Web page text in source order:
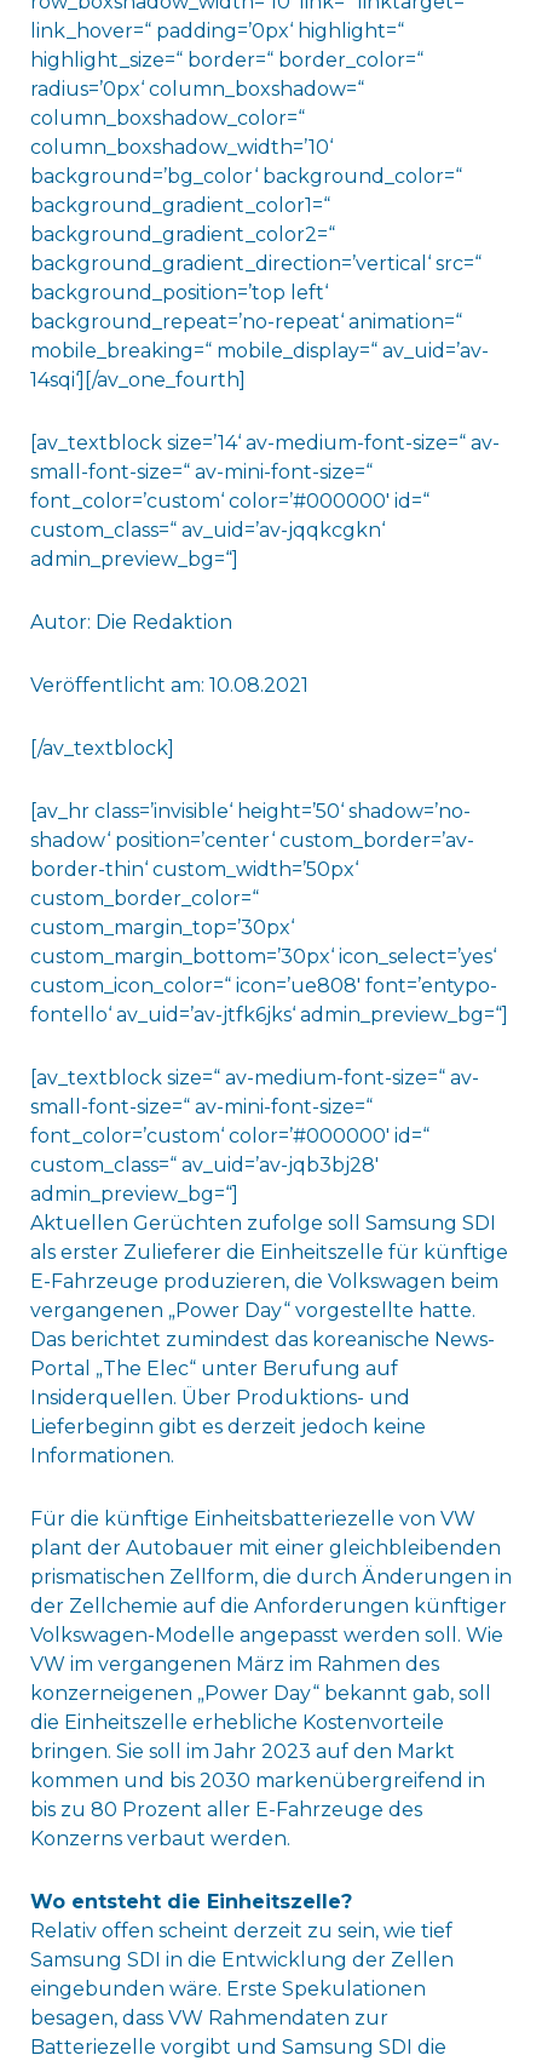
link_hover=“ padding=’0px‘ highlight=“
highlight_size=“ border=“ border_color=“
radius=’0px‘ column_boxshadow=“
column_boxshadow_color=“
column_boxshadow_width=’10‘
background=’bg_color‘ background_color=“
background_gradient_color1=“
background_gradient_color2=“
background_gradient_direction=’vertical‘ src=“
background_position=’top left‘
background_repeat=’no-repeat‘ animation=“
mobile_breaking=“ mobile_display=“ av_uid=’av-
14sqi‘][/av_one_fourth]
[av_textblock size=’14‘ av-medium-font-size=“ av-
small-font-size=“ av-mini-font-size=“
font_color=’custom‘ color=’#000000′ id=“
custom_class=“ av_uid=’av-jqqkcgkn‘
admin_preview_bg=“]
Autor: Die Redaktion
Veröffentlicht am: 10.08.2021
[/av_textblock]
[av_hr class=’invisible‘ height=’50‘ shadow=’no-
shadow‘ position=’center‘ custom_border=’av-
border-thin‘ custom_width=’50px‘
custom_border_color=“
custom_margin_top=’30px‘
custom_margin_bottom=’30px‘ icon_select=’yes‘
custom_icon_color=“ icon=’ue808′ font=’entypo-
fontello‘ av_uid=’av-jtfk6jks‘ admin_preview_bg=“]
[av_textblock size=“ av-medium-font-size=“ av-
small-font-size=“ av-mini-font-size=“
font_color=’custom‘ color=’#000000′ id=“
custom_class=“ av_uid=’av-jqb3bj28′
admin_preview_bg=“]
Aktuellen Gerüchten zufolge soll Samsung SDI
als erster Zulieferer die Einheitszelle für künftige
E-Fahrzeuge produzieren, die Volkswagen beim
vergangenen „Power Day“ vorgestellte hatte.
Das berichtet zumindest das koreanische News-
Portal „The Elec“ unter Berufung auf
Insiderquellen. Über Produktions- und
Lieferbeginn gibt es derzeit jedoch keine
Informationen.
Für die künftige Einheitsbatteriezelle von VW
plant der Autobauer mit einer gleichbleibenden
prismatischen Zellform, die durch Änderungen in
der Zellchemie auf die Anforderungen künftiger
Volkswagen-Modelle angepasst werden soll. Wie
VW im vergangenen März im Rahmen des
konzerneigenen „Power Day“ bekannt gab, soll
die Einheitszelle erhebliche Kostenvorteile
bringen. Sie soll im Jahr 2023 auf den Markt
kommen und bis 2030 markenübergreifend in
bis zu 80 Prozent aller E-Fahrzeuge des
Konzerns verbaut werden.
Wo entsteht die Einheitszelle?
Relativ offen scheint derzeit zu sein, wie tief
Samsung SDI in die Entwicklung der Zellen
eingebunden wäre. Erste Spekulationen
besagen, dass VW Rahmendaten zur
Batteriezelle vorgibt und Samsung SDI die